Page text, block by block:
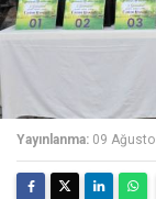
Yayınlanma: 09